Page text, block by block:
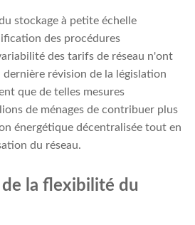
stockage à petite échelle
des procédures
des tarifs de réseau n'ont
dernière révision de la législation
que de telles mesures
de ménages de contribuer plus
énergétique décentralisée tout en
du réseau.
la flexibilité du